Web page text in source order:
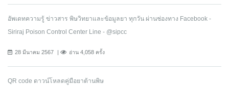
อัพเดทความรู้ ข่าวสาร พิษวิทยาและข้อมูลยา ทุกวัน ผ่านช่องทาง Facebook -
Siriraj Poison Control Center Line - @sipcc
28 มีนาคม 2567 อ่าน 4,058 ครั้ง
QR code ดาวน์โหลดคู่มือยาต้านพิษ